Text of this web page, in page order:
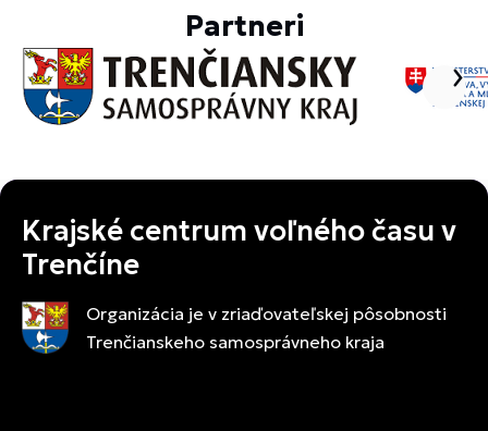
Partneri
Krajské centrum voľného času v
Trenčíne
Organizácia je v zriaďovateľskej pôsobnosti
Trenčianskeho samosprávneho kraja